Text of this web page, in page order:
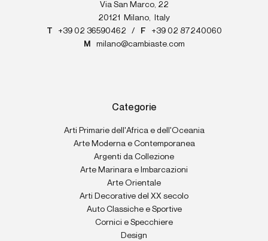
Via San Marco, 22
20121
Milano,
Italy
T
+39 02 36590462 / F
+39 02 87240060
M
milano@cambiaste.com
Categorie
Arti Primarie dell'Africa e dell'Oceania
Arte Moderna e Contemporanea
Argenti da Collezione
Arte Marinara e Imbarcazioni
Arte Orientale
Arti Decorative del XX secolo
Auto Classiche e Sportive
Cornici e Specchiere
Design